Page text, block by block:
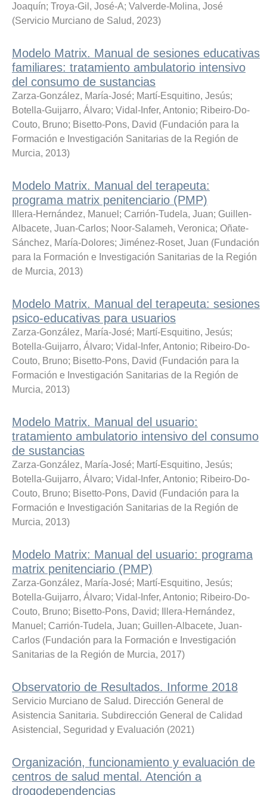
Joaquín; Troya-Gil, José-A; Valverde-Molina, José
(Servicio Murciano de Salud, 2023)
Modelo Matrix. Manual de sesiones educativas
familiares: tratamiento ambulatorio intensivo
del consumo de sustancias
Zarza-González, María-José; Martí-Esquitino, Jesús;
Botella-Guijarro, Álvaro; Vidal-Infer, Antonio; Ribeiro-Do-
Couto, Bruno; Bisetto-Pons, David (Fundación para la
Formación e Investigación Sanitarias de la Región de
Murcia, 2013)
Modelo Matrix. Manual del terapeuta:
programa matrix penitenciario (PMP)
Illera-Hernández, Manuel ; Carrión-Tudela, Juan; Guillen-
Albacete, Juan-Carlos; Noor-Salameh, Veronica; Oñate-
Sánchez, María-Dolores; Jiménez-Roset, Juan (Fundación
para la Formación e Investigación Sanitarias de la Región
de Murcia, 2013)
Modelo Matrix. Manual del terapeuta: sesiones
psico-educativas para usuarios
Zarza-González, María-José; Martí-Esquitino, Jesús;
Botella-Guijarro, Álvaro; Vidal-Infer, Antonio; Ribeiro-Do-
Couto, Bruno; Bisetto-Pons, David (Fundación para la
Formación e Investigación Sanitarias de la Región de
Murcia, 2013)
Modelo Matrix. Manual del usuario:
tratamiento ambulatorio intensivo del consumo
de sustancias
Zarza-González, María-José; Martí-Esquitino, Jesús;
Botella-Guijarro, Álvaro; Vidal-Infer, Antonio; Ribeiro-Do-
Couto, Bruno; Bisetto-Pons, David (Fundación para la
Formación e Investigación Sanitarias de la Región de
Murcia, 2013)
Modelo Matrix: Manual del usuario: programa
matrix penitenciario (PMP)
Zarza-González, María-José; Martí-Esquitino, Jesús;
Botella-Guijarro, Álvaro; Vidal-Infer, Antonio; Ribeiro-Do-
Couto, Bruno; Bisetto-Pons, David;
Illera-Hernández,
Manuel ; Carrión-Tudela, Juan; Guillen-Albacete, Juan-
Carlos (Fundación para la Formación e Investigación
Sanitarias de la Región de Murcia, 2017)
Observatorio de Resultados. Informe 2018
Servicio Murciano de Salud. Dirección General de
Asistencia Sanitaria. Subdirección General de Calidad
Asistencial, Seguridad y Evaluación (2021)
Organización, funcionamiento y evaluación de
centros de salud mental. Atención a
drogodependencias